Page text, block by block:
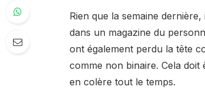
Rien que la semaine
dans un magazine du
ont également perdu la tête
comme non binaire. Cela doit
en colère tout le temps.